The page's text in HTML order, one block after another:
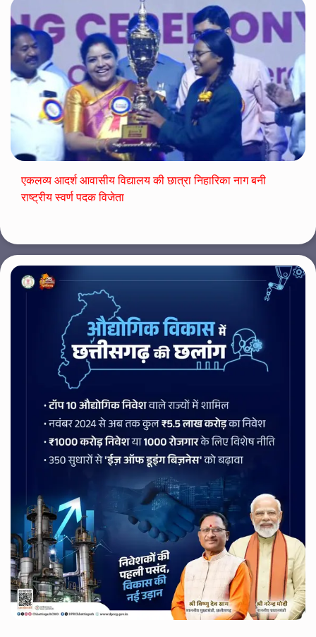
एकलव्य आदर्श आवासीय विद्यालय की छात्रा निहारिका नाग बनी
राष्ट्रीय स्वर्ण पदक विजेता